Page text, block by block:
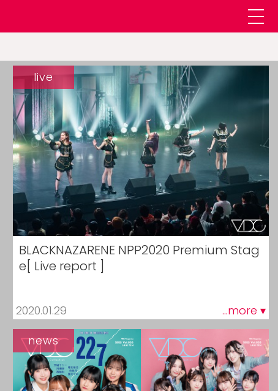
BLACKNAZARENE NPP2020 Premium Stag
e[ Live report ]
2020.01.29 ...more ▾
live
news